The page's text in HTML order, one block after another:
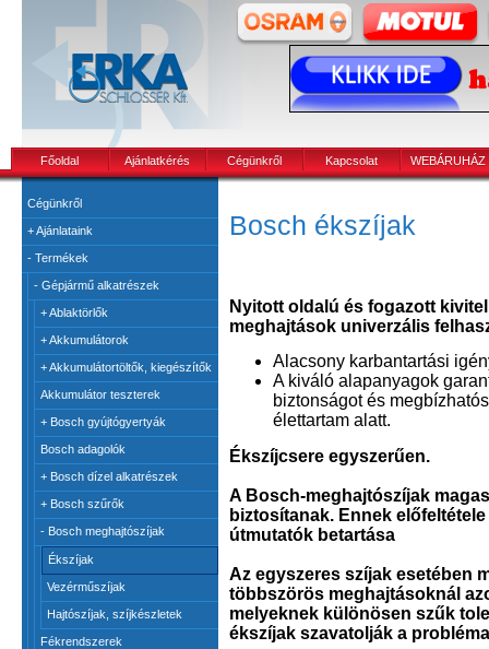
Főoldal Ajánlatkérés Cégünkről Kapcsolat WEBÁRUHÁZ
Cégünkről
+Ajánlataink
- Termékek
- Gépjármű alkatrészek
+Ablaktörlők
+Akkumulátorok
+Akkumulátortöltők, kiegészítők
Akkumulátor teszterek
+ Bosch gyújtógyertyák
Bosch adagolók
+ Bosch dízel alkatrészek
+ Bosch szűrők
- Bosch meghajtószíjak
Ékszíjak
Vezérműszíjak
Hajtószíjak, szíjkészletek
Fékrendszerek
Bosch ékszíjak
Nyitott oldalú és fogazott
meghajtások univerzális
Alacsony karbantartási
A kiváló alapanyagok
biztonságot és
élettartam alatt.
Ékszíjcsere egyszerűen.
A Bosch-meghajtószíjak
biztosítanak. Ennek
útmutatók betartása
Az egyszeres szíjak esetében
többszörös meghajtásoknál
melyeknek különösen szűk
ékszíjak szavatolják a